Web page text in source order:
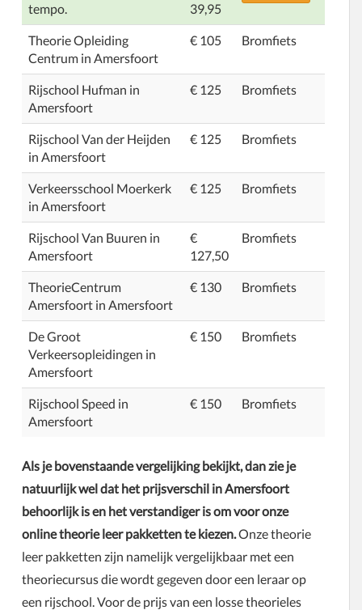
tempo.
39,95
Theorie Opleiding
Centrum in Amersfoort
€ 105 Bromfiets
Rijschool Hufman in
Amersfoort
€ 125 Bromfiets
Rijschool Van der Heijden
in Amersfoort
€ 125 Bromfiets
Verkeersschool Moerkerk
in Amersfoort
€ 125 Bromfiets
Rijschool Van Buuren in
Amersfoort
€
127,50
Bromfiets
TheorieCentrum
Amersfoort in Amersfoort
€ 130 Bromfiets
De Groot
Verkeersopleidingen in
Amersfoort
€ 150 Bromfiets
Rijschool Speed in
Amersfoort
€ 150 Bromfiets
Als je bovenstaande vergelijking bekijkt, dan zie je
natuurlijk wel dat het prijsverschil in Amersfoort
behoorlijk is en het verstandiger is om voor onze
online theorie leer pakketten te kiezen.Onze theorie
leer pakketten zijn namelijk vergelijkbaar met een
theoriecursus die wordt gegeven door een leraar op
een rijschool. Voor de prijs van een losse theorieles